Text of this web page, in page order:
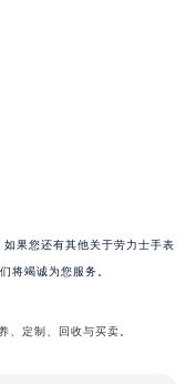
如果您还有其他关于劳力士手表
将竭诚为您服务。